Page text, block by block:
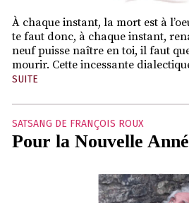
À chaque instant, la mort est à
te faut donc, à chaque instant,
neuf puisse naître en toi, il faut
mourir. Cette incessante
SUITE
SATSANG DE FRANÇOIS ROUX
Pour la Nouvelle